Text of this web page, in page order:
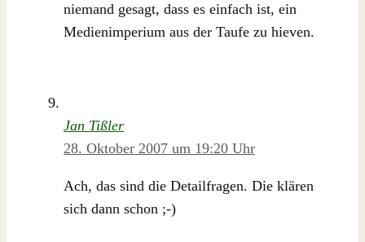
niemand gesagt, dass es einfach ist, ein
Medienimperium aus der Taufe zu hieven.
Jan Tißler
28. Oktober 2007 um 19:20 Uhr
Ach, das sind die Detailfragen. Die klären
sich dann schon ;-)